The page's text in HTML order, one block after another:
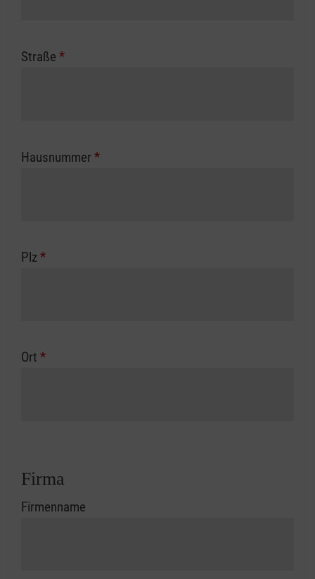
Straße *
Hausnummer *
Plz*
Ort *
Firma
Firmenname